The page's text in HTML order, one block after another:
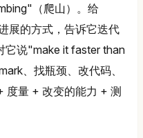
（爬山）。给
展的方式，告诉它迭代
它说"make it faster than
、找瓶颈、改代码、
度量 + 改变的能力 + 测